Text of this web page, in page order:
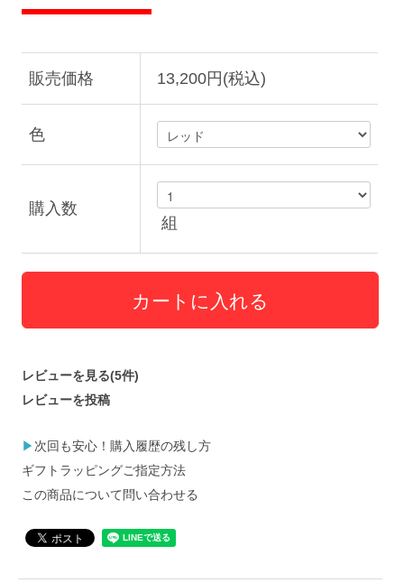
販売価格 13,200円(税込)
色
購入数
組
レビューを見る(5件)
レビューを投稿
▶ 次回も安心！購入履歴の残し方
ギフトラッピングご指定方法
この商品について問い合わせる